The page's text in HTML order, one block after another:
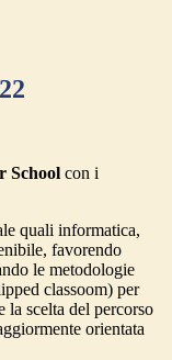
School con i
quali informatica,
favorendo
le metodologie
classoom) per
la scelta del percorso
orientata